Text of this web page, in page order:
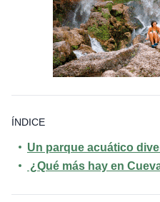
ÍNDICE
Un parque acuático
¿Qué más hay en